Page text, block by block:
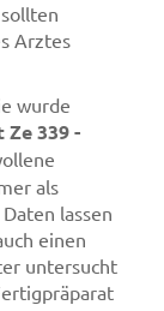
Arztes
wurde
339 -
als
lassen
einen
untersucht